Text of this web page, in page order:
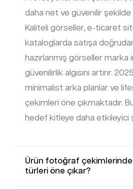
daha net ve güvenilir
Kaliteli görseller, e-ticaret
kataloglarda satışa
hazırlanmış görseller marka
güvenilirlik algısını artırır.
minimalist arka planlar ve
çekimleri öne çıkmaktadır.
hedef kitleye daha etkileyici
Ürün fotoğraf
türleri öne çıkar?